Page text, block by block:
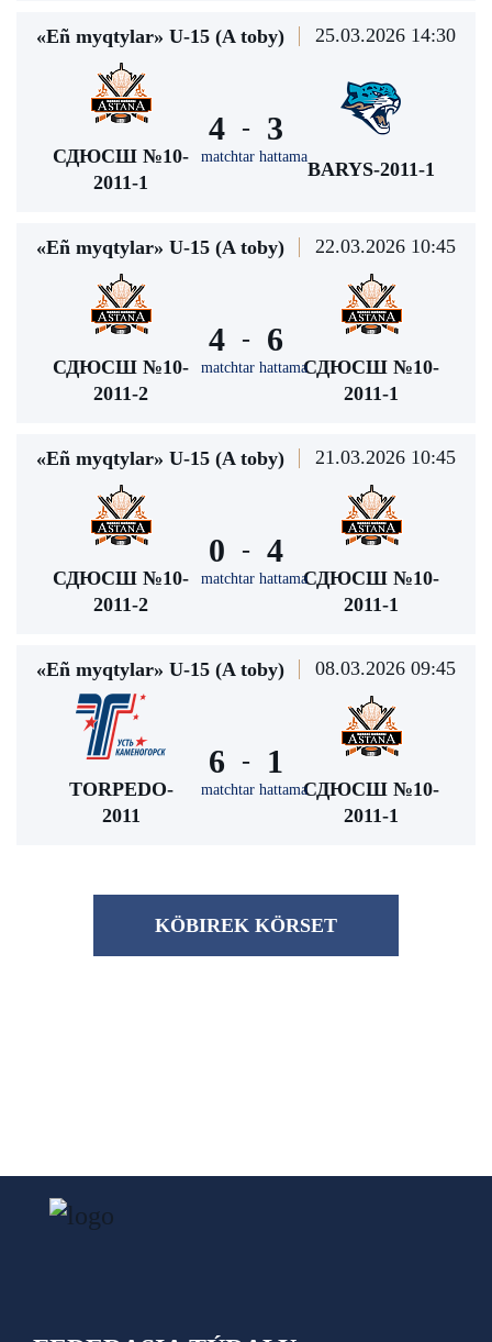
«Eñ myqtylar» U-15 (A toby) 25.03.2026 14:30
СДЮСШ №10-
2011-1
4 -
matchtar hattama
3
BARYS-2011-1
«Eñ myqtylar» U-15 (A toby) 22.03.2026 10:45
СДЮСШ №10-
2011-2
4 -
matchtar hattama
6
СДЮСШ №10-
2011-1
«Eñ myqtylar» U-15 (A toby) 21.03.2026 10:45
СДЮСШ №10-
2011-2
0 -
matchtar hattama
4
СДЮСШ №10-
2011-1
«Eñ myqtylar» U-15 (A toby) 08.03.2026 09:45
TORPEDO-
2011
6 -
matchtar hattama
1
СДЮСШ №10-
2011-1
KÖBІREK KÖRSET